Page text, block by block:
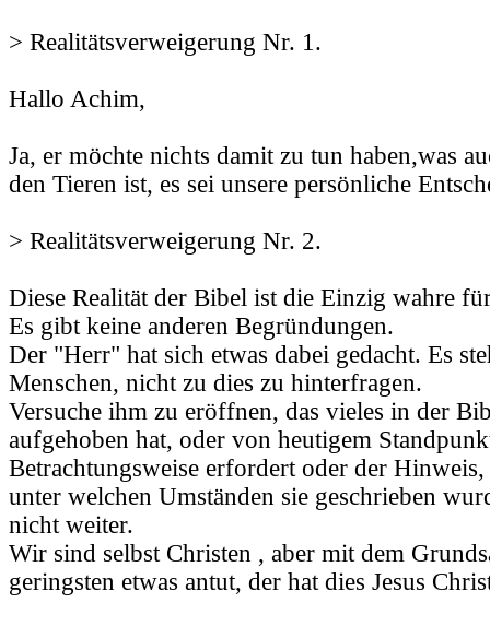
> Realitätsverweigerung Nr. 1.
Hallo Achim,
Ja, er möchte nichts damit zu tun haben,was
den Tieren ist, es sei unsere persönliche
> Realitätsverweigerung Nr. 2.
Diese Realität der Bibel ist die Einzig wahre
Es gibt keine anderen Begründungen.
Der "Herr" hat sich etwas dabei gedacht. Es
Menschen, nicht zu dies zu hinterfragen.
Versuche ihm zu eröffnen, das vieles in der
aufgehoben hat, oder von heutigem
Betrachtungsweise erfordert oder der
unter welchen Umständen sie geschrieben
nicht weiter.
Wir sind selbst Christen , aber mit dem
geringsten etwas antut, der hat dies Jesus